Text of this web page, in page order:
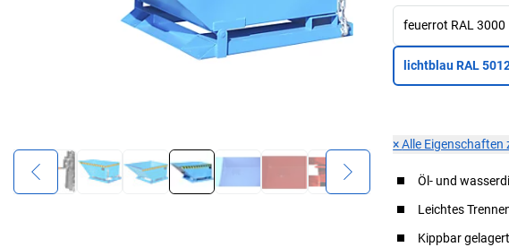
feuerrot RAL 3000
lichtblau RAL
×Alle Eigenschaften
Öl- und
Leichtes
Kippbar